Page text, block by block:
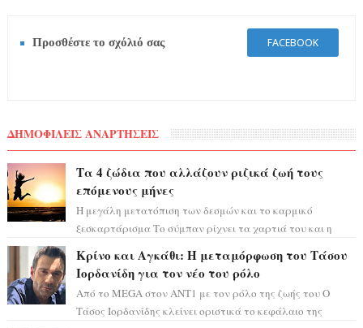
Προσθέστε το σχόλιό σας FACEBOOK
ΔΗΜΟΦΙΛΕΙΣ ΑΝΑΡΤΗΣΕΙΣ
Τα 4 ζώδια που αλλάζουν ριζικά ζωή τους
επόμενους μήνες
Η μεγάλη μετατόπιση των δεσμών και το καρμικό
ξεσκαρτάρισμα Το σύμπαν ρίχνει τα χαρτιά του και η
Κρίνο και Αγκάθι: Η μεταμόρφωση του Τάσου
Ιορδανίδη για τον νέο του ρόλο
Από το MEGA στον ΑΝΤ1 με τον ρόλο της ζωής του Ο
Τάσος Ιορδανίδης κλείνει οριστικά το κεφάλαιο της